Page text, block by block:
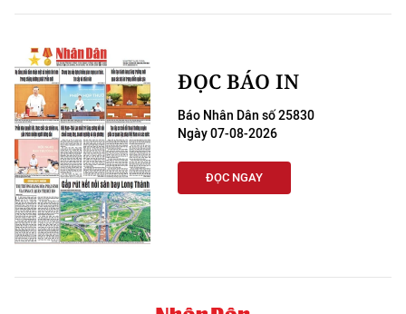
ĐỌC BÁO IN
Báo Nhân Dân số 25830
Ngày 07-08-2026
ĐỌC NGAY